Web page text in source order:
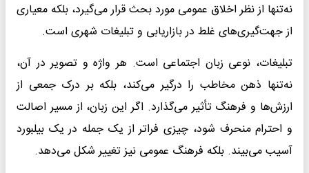
نه‌تنها از نظر اخلاق عمومی مورد بحث قرار می‌گیرد، بلکه معیاری
از جهت‌گیری‌های غلط در بازاریابی و تبلیغات شهری است.
تبلیغات، نوعی زبان اجتماعی است. هر واژه و تصویر در آن،
نه‌تنها ذهن مخاطب را درگیر می‌کند، بلکه بر درک جمعی از
ارزش‌ها و فرهنگ تأثیر می‌گذارد. اگر این زبان، از مسیر اصالت
و احترام منحرف شود، چیزی فراتر از یک جمله در یک بیلبورد
آسیب می‌بیند. بلکه فرهنگ عمومی نیز تغییر شکل می‌دهد.